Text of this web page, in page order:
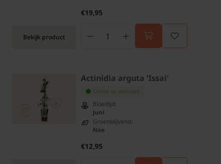
Bekijk product
€19,95
Actinidia arguta 'Issai'
Online op voorraad
Bloeitijd:
Juni
Groenblijvend:
Nee
€12,95